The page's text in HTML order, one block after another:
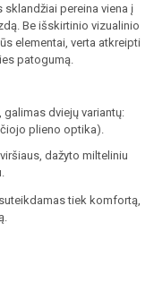
pereina viena į
Be išskirtinio vizualinio
elementai, verta atkreipti
patogumą.
dviejų variantų:
plieno optika).
dažyto milteliniu
tiek komfortą,